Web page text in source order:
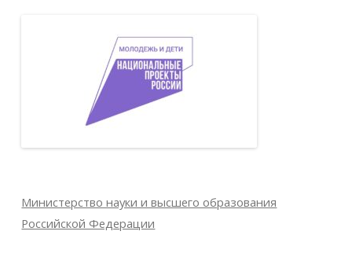
Министерство науки и высшего образования
Российской Федерации